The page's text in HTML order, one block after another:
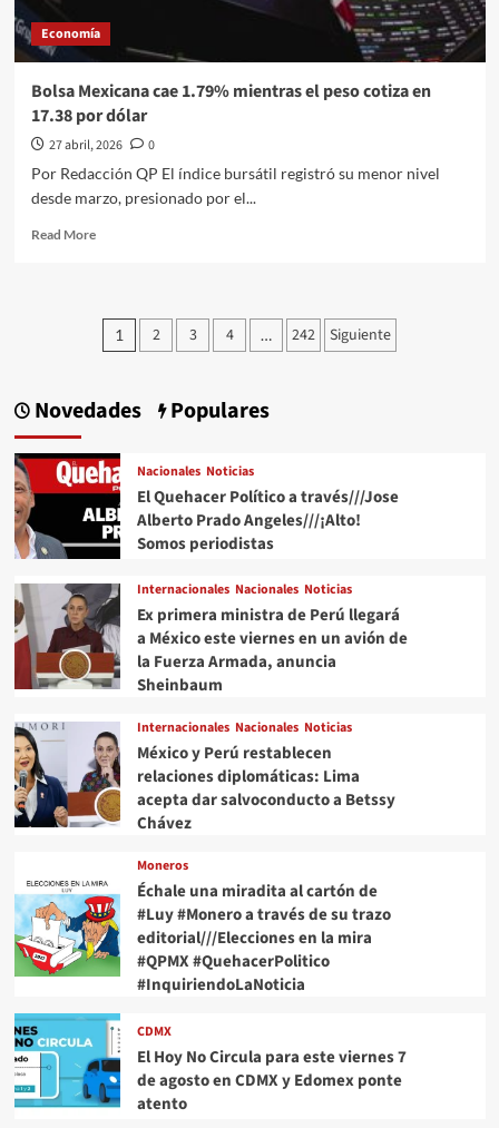
MEC
de
Trump
Economía
Bolsa Mexicana cae 1.79% mientras el peso cotiza en
17.38 por dólar
27 abril, 2026
0
Por Redacción QP El índice bursátil registró su menor nivel
desde marzo, presionado por el...
Read MoreRead
Mexicana
el
peso
en
17.38
por
dólar
Paginación
entradas
1 2 3 4 … 242 Siguiente
Novedades Populares
Nacionales Noticias
El Quehacer Político a través///Jose
Alberto Prado Angeles///¡Alto!
Somos periodistas
Internacionales Nacionales Noticias
Ex primera ministra de Perú llegará
a México este viernes en un avión de
la Fuerza Armada, anuncia
Sheinbaum
Internacionales Nacionales Noticias
México y Perú restablecen
relaciones diplomáticas: Lima
acepta dar salvoconducto a Betssy
Chávez
Moneros
Échale una miradita al cartón de
#Luy #Monero a través de su trazo
editorial///Elecciones en la mira
#QPMX #QuehacerPolitico
#InquiriendoLaNoticia
CDMX
El Hoy No Circula para este viernes 7
de agosto en CDMX y Edomex ponte
atento